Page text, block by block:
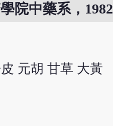
院中藥系，1982
元胡 甘草 大黃